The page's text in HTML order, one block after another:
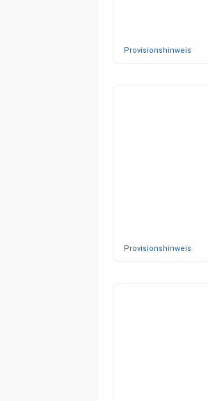
Provisionshinweis
Provisionshinweis